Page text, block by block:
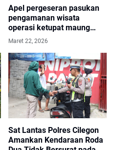
Apel pergeseran pasukan
pengamanan wisata
operasi ketupat maung
2026 Polres Cilegon
Maret 22, 2026
Sat Lantas Polres Cilegon
Amankan Kendaraan Roda